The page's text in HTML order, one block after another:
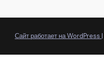
Сайт работает на WordPress |